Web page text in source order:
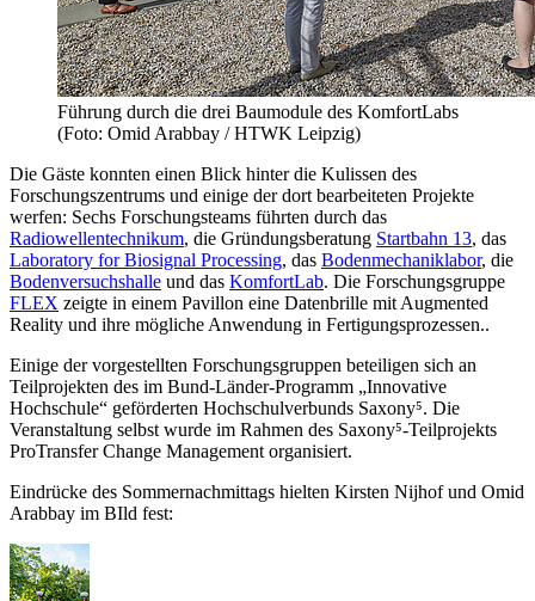
Führung durch die drei Baumodule des KomfortLabs
(Foto: Omid Arabbay / HTWK Leipzig)
Die Gäste konnten einen Blick hinter die Kulissen des
Forschungszentrums und einige der dort bearbeiteten Projekte
werfen: Sechs Forschungsteams führten durch das
Radiowellentechnikum, die Gründungsberatung Startbahn 13, das
Laboratory for Biosignal Processing, das Bodenmechaniklabor, die
Bodenversuchshalle und das KomfortLab. Die Forschungsgruppe
FLEX zeigte in einem Pavillon eine Datenbrille mit Augmented
Reality und ihre mögliche Anwendung in Fertigungsprozessen..
Einige der vorgestellten Forschungsgruppen beteiligen sich an
Teilprojekten des im Bund-Länder-Programm „Innovative
Hochschule“ geförderten Hochschulverbunds Saxony⁵. Die
Veranstaltung selbst wurde im Rahmen des Saxony⁵-Teilprojekts
ProTransfer Change Management organisiert.
Eindrücke des Sommernachmittags hielten Kirsten Nijhof und Omid
Arabbay im BIld fest: